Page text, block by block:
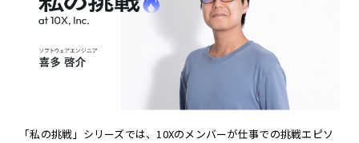
「私の挑戦」シリーズでは、10Xのメンバーが仕事での挑戦エピソ